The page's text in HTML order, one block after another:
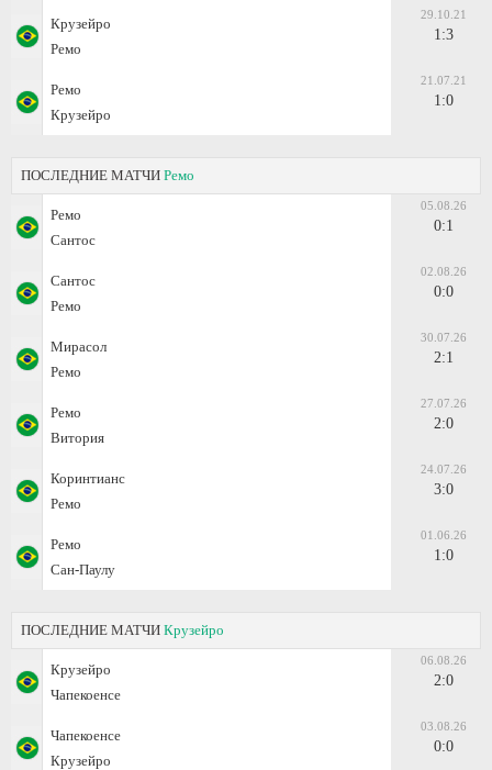
Крузейро
Ремо
29.10.21
1:3
Ремо
Крузейро
21.07.21
1:0
ПОСЛЕДНИЕ МАТЧИ Ремо
Ремо
Сантос
05.08.26
0:1
Сантос
Ремо
02.08.26
0:0
Мирасол
Ремо
30.07.26
2:1
Ремо
Витория
27.07.26
2:0
Коринтианс
Ремо
24.07.26
3:0
Ремо
Сан-Паулу
01.06.26
1:0
ПОСЛЕДНИЕ МАТЧИ Крузейро
Крузейро
Чапекоенсе
06.08.26
2:0
Чапекоенсе
Крузейро
03.08.26
0:0